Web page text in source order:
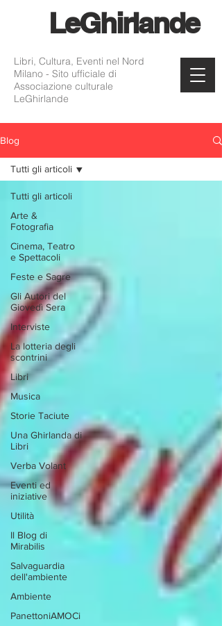
LeGhirlande
Libri, Cultura, Eventi nel Nord
Milano - Sito ufficiale di
Associazione culturale
LeGhirlande
Blog
Tutti gli articoli
Arte &
Fotografia
Cinema, Teatro
e Spettacoli
Feste e Sagre
Gli Autori del
Giovedì Sera
Interviste
La lotteria degli
scontrini
Libri
Musica
Storie Taciute
Una Ghirlanda di
Libri
Verba Volant
Eventi ed
iniziative
Utilità
Il Blog di
Mirabilis
Salvaguardia
dell'ambiente
Ambiente
PanettoniAMOCi
Tutti gli articoli